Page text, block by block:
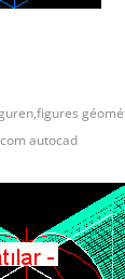
autocad